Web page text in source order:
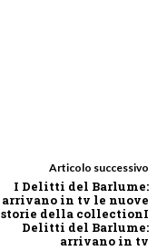
Articolo successivo
I Delitti del Barlume:
arrivano in tv le nuove
storie della collectionI
Delitti del Barlume:
arrivano in tv